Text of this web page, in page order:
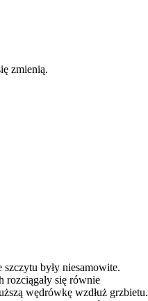
zmienią.
były niesamowite.
się równie
wędrówkę wzdłuż grzbietu.